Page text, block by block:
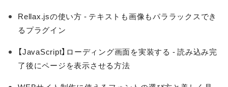
Rellax.jsの使い方 - テキストも画像もパララックスでき
るプラグイン
【JavaScript】ローディング画面を実装する - 読み込み完
了後にページを表示させる方法